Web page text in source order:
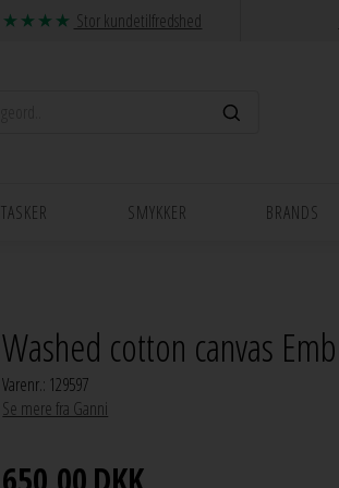
Stor kundetilfredshed
TASKER SMYKKER BRANDS
Washed cotton canvas
Varenr.: 129597
Se mere fra Ganni